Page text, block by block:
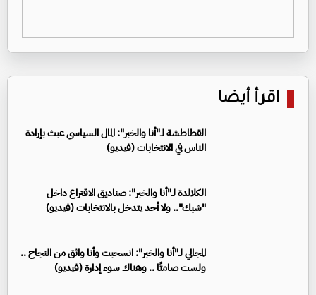
اقرأ أيضا
القطاطشة لـ"أنا والخبر": المال السياسي عبث بإرادة
الناس في الانتخابات (فيديو)
الكلالدة لـ"أنا والخبر": صناديق الاقتراع داخل
"شبك".. ولا أحد يتدخل بالانتخابات (فيديو)
المجالي لـ"أنا والخبر": انسحبت وأنا واثق من النجاح ..
ولست صامتًا .. وهناك سوء إدارة (فيديو)